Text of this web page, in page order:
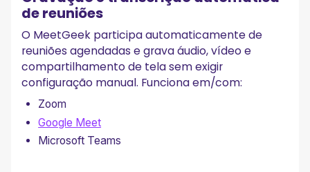
de reuniões
O MeetGeek participa automaticamente de
reuniões agendadas e grava áudio, vídeo e
compartilhamento de tela sem exigir
configuração manual. Funciona em/com:
Zoom
Google Meet
Microsoft Teams